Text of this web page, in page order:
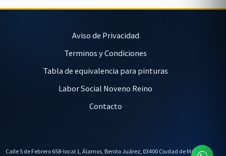
Aviso de Privacidad
Terminos y Condiciones
Tabla de equivalencia para pinturas
Labor Social Noveno Reino
Contacto
Calle 5 de Febrero 658-local 1, Álamos, Benito Juárez, 03400 Ciudad de México,